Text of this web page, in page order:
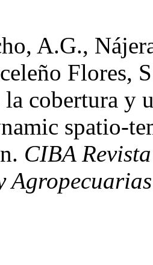
A.G.,
Flores,
cobertura y
spatio-
CIBA
Agropecuarias